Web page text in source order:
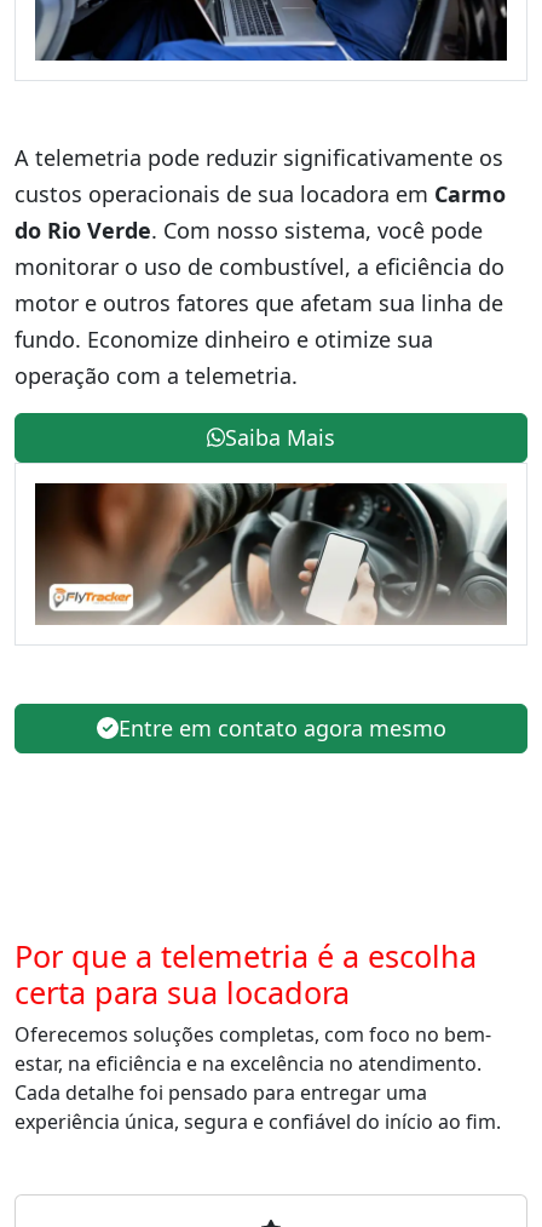
A telemetria pode reduzir significativamente os
custos operacionais de sua locadora em Carmo
do Rio Verde. Com nosso sistema, você pode
monitorar o uso de combustível, a eficiência do
motor e outros fatores que afetam sua linha de
fundo. Economize dinheiro e otimize sua
operação com a telemetria.
Saiba Mais
Entre em contato agora mesmo
Por que a telemetria é a escolha
certa para sua locadora
Oferecemos soluções completas, com foco no bem-
estar, na eficiência e na excelência no atendimento.
Cada detalhe foi pensado para entregar uma
experiência única, segura e confiável do início ao fim.